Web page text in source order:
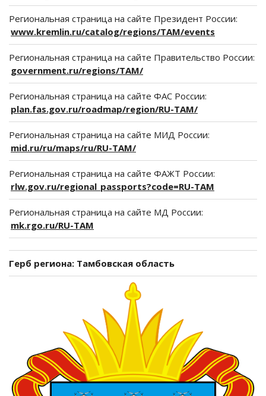
Региональная страница на сайте Президент России:
www.kremlin.ru/catalog/regions/TAM/events
Региональная страница на сайте Правительство России:
government.ru/regions/TAM/
Региональная страница на сайте ФАС России:
plan.fas.gov.ru/roadmap/region/RU-TAM/
Региональная страница на сайте МИД России:
mid.ru/ru/maps/ru/RU-TAM/
Региональная страница на сайте ФАЖТ России:
rlw.gov.ru/regional_passports?code=RU-TAM
Региональная страница на сайте МД России:
mk.rgo.ru/RU-TAM
Герб региона: Тамбовская область